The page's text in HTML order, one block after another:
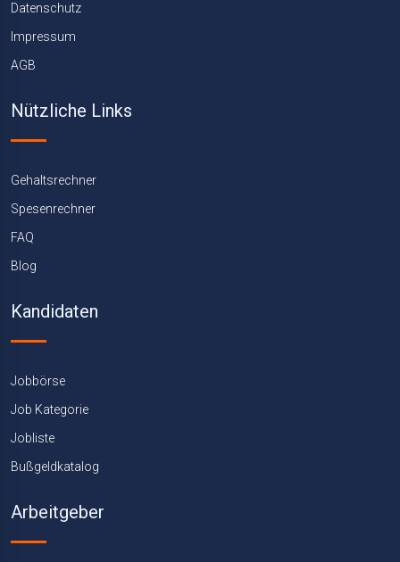
Datenschutz
Impressum
AGB
Nützliche Links
Gehaltsrechner
Spesenrechner
FAQ
Blog
Kandidaten
Jobbörse
Job Kategorie
Jobliste
Bußgeldkatalog
Arbeitgeber